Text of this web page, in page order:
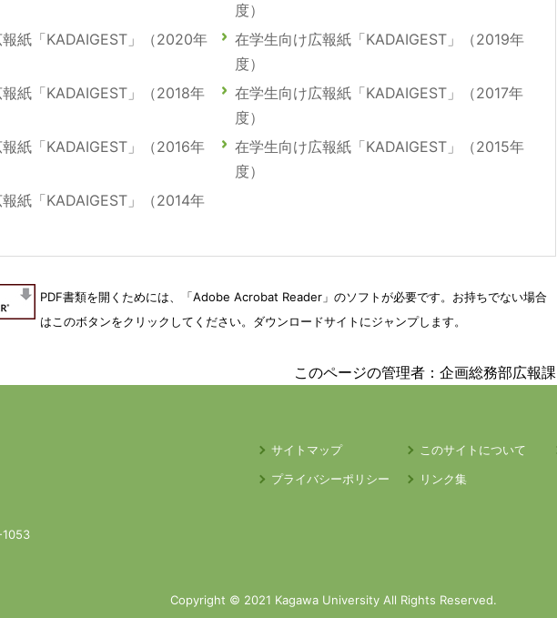
度）
紙「KADAIGEST」（2020年
在学生向け広報紙「KADAIGEST」（2019年
度）
紙「KADAIGEST」（2018年
在学生向け広報紙「KADAIGEST」（2017年
度）
紙「KADAIGEST」（2016年
在学生向け広報紙「KADAIGEST」（2015年
度）
紙「KADAIGEST」（2014年
PDF書類を開くためには、「Adobe Acrobat Reader」のソフトが必要です。 お持ちでない場合
はこのボタンをクリックしてください。ダウンロードサイトにジャンプします。
このページの管理者：企画総務部広報課
サイトマップ このサイトについて
プライバシーポリシー
リンク集
Copyright © 2021 Kagawa University All Rights Reserved.